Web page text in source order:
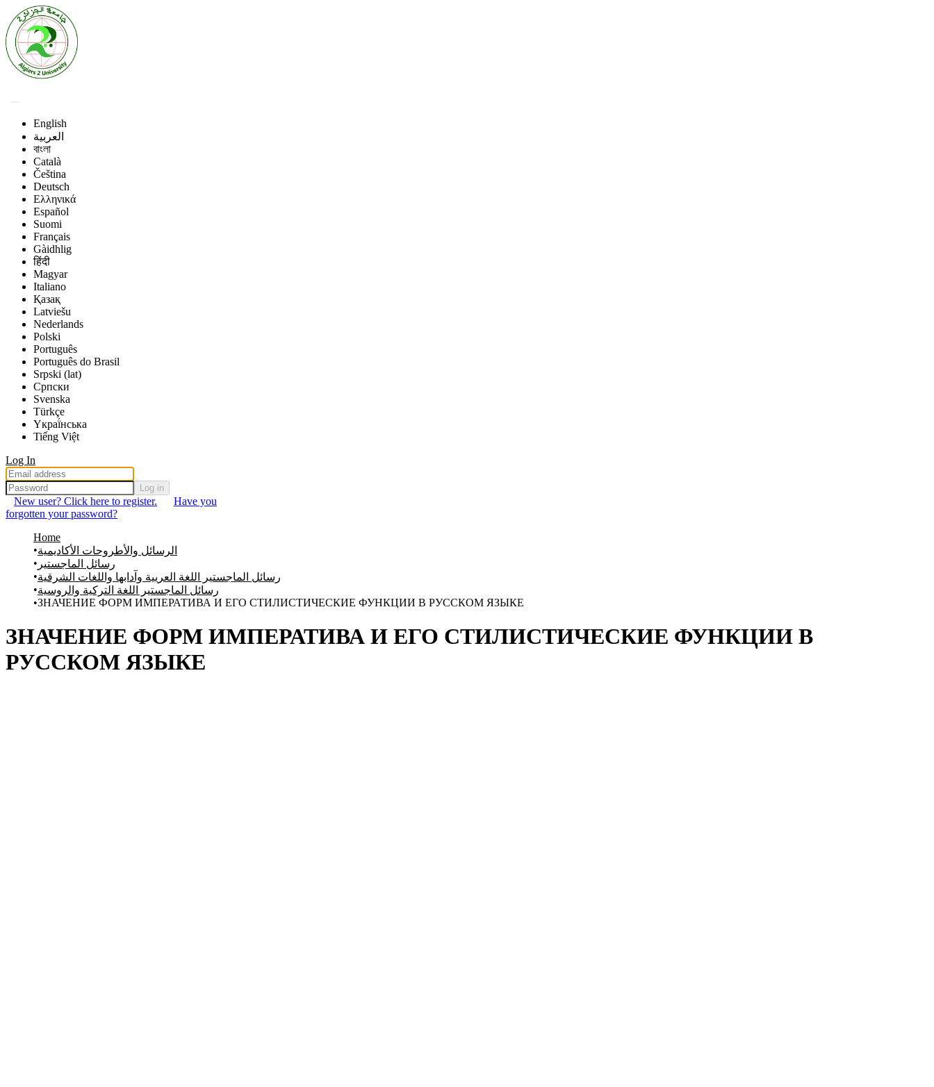
English
العربية
বাংলা
Català
Čeština
Deutsch
Ελληνικά
Español
Suomi
Français
Gàidhlig
हिंदी
Magyar
Italiano
Қазақ
Latviešu
Nederlands
Polski
Português
Português do Brasil
Srpski (lat)
Српски
Svenska
Türkçe
Yкраї́нська
Tiếng Việt
Log In
Log in
New user? Click here to register.
Have you
forgotten your password?
Home
الرسائل والأطروحات الأكاديمية
رسائل الماجستير
رسائل الماجستير اللغة العريية وآدابها واللغات الشرقية
رسائل الماجستير اللغة التركية والروسية
ЗНАЧЕНИЕ ФОРМ ИМПЕРАТИВА И ЕГО СТИЛИСТИЧЕСКИЕ ФУНКЦИИ В РУССКОМ ЯЗЫКЕ
ЗНАЧЕНИЕ ФОРМ ИМПЕРАТИВА И ЕГО СТИЛИСТИЧЕСКИЕ ФУНКЦИИ В
РУССКОМ ЯЗЫКЕ